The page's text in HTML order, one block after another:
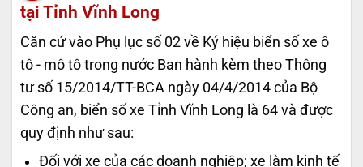
tại Tỉnh Vĩnh Long
Căn cứ vào Phụ lục số 02 về Ký hiệu biển số xe ô
tô - mô tô trong nước Ban hành kèm theo Thông
tư số 15/2014/TT-BCA ngày 04/4/2014 của Bộ
Công an, biển số xe Tỉnh Vĩnh Long là 64 và được
quy định như sau:
Đối với xe của các doanh nghiệp; xe làm kinh tế